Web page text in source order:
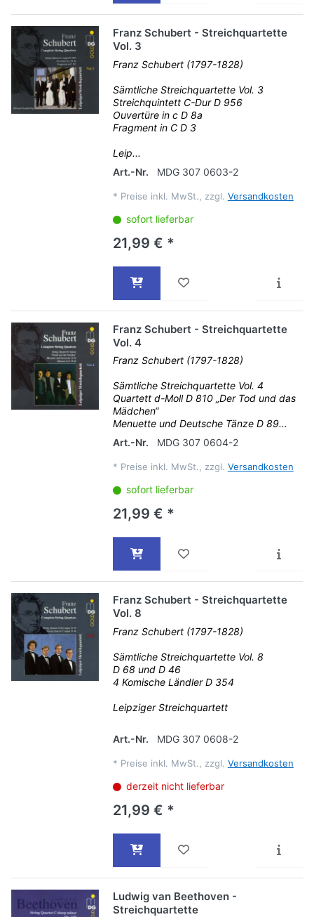
Franz Schubert - Streichquartette
Vol. 3
Franz Schubert (1797-1828)
Sämtliche Streichquartette Vol. 3
Streichquintett C-Dur D 956
Ouvertüre in c D 8a
Fragment in C D 3
Leip...
Art.-Nr.
MDG 307 0603-2
* Preise inkl. MwSt., zzgl. Versandkosten
sofort lieferbar
21,99 € *
Franz Schubert - Streichquartette
Vol. 4
Franz Schubert (1797-1828)
Sämtliche Streichquartette Vol. 4
Quartett d-Moll D 810 „Der Tod und das
Mädchen“
Menuette und Deutsche Tänze D 89...
Art.-Nr.
MDG 307 0604-2
* Preise inkl. MwSt., zzgl. Versandkosten
sofort lieferbar
21,99 € *
Franz Schubert - Streichquartette
Vol. 8
Franz Schubert (1797-1828)
Sämtliche Streichquartette Vol. 8
D 68 und D 46
4 Komische Ländler D 354
Leipziger Streichquartett
Art.-Nr. MDG 307 0608-2
* Preise inkl. MwSt., zzgl. Versandkosten
derzeit nicht lieferbar
21,99 € *
Ludwig van Beethoven -
Streichquartette